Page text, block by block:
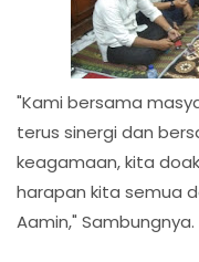
"Kami bersama
terus sinergi dan
keagamaan, kita
harapan kita semua
Aamin," Sambungnya.